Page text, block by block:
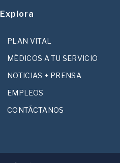
Explora
PLAN VITAL
MÉDICOS A TU SERVICIO
NOTICIAS + PRENSA
EMPLEOS
CONTÁCTANOS